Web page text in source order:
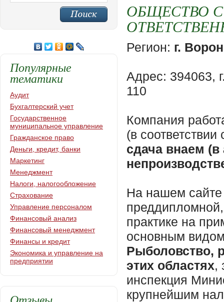
ОБЩЕСТВО
Регион: г.
Адрес:
110
Компания
(в
сдача внаем
На нашем сайте
практике на
основным видом
Рыболовство,
этих областях,
инспекция
крупнейшим
Популярные
тематики
Аудит
Бухгалтерский учет
Государственное
муниципальное управление
Гражданское право
Деньги, кредит, банки
Маркетинг
Менеджмент
Налоги, налогообложение
Страхование
Управление персоналом
Финансовый анализ
Финансовый менеджмент
Финансы и кредит
Экономика и управление на
предприятии